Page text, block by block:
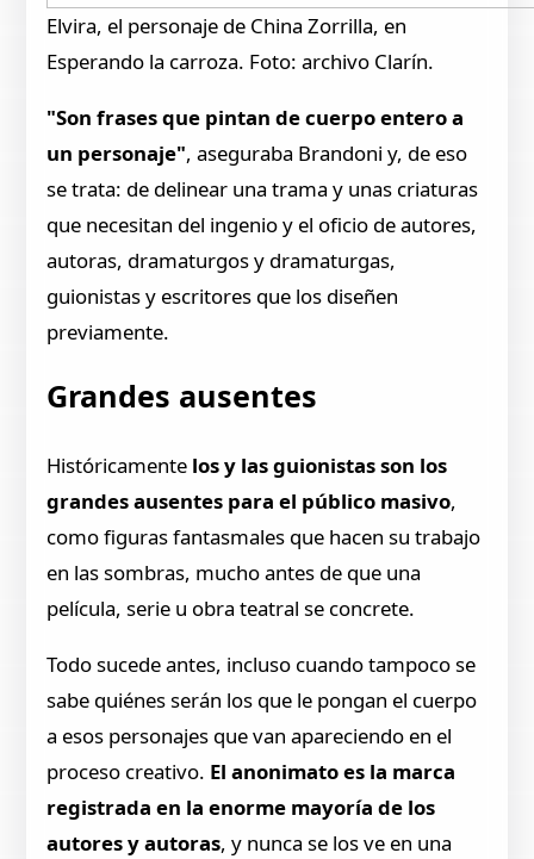
Elvira, el personaje de China Zorrilla, en
Esperando la carroza. Foto: archivo Clarín.
"Son frases que pintan de cuerpo entero a
un personaje", aseguraba Brandoni y, de eso
se trata: de delinear una trama y unas criaturas
que necesitan del ingenio y el oficio de autores,
autoras, dramaturgos y dramaturgas,
guionistas y escritores que los diseñen
previamente.
Grandes ausentes
Históricamente los y las guionistas son los
grandes ausentes para el público masivo,
como figuras fantasmales que hacen su trabajo
en las sombras, mucho antes de que una
película, serie u obra teatral se concrete.
Todo sucede antes, incluso cuando tampoco se
sabe quiénes serán los que le pongan el cuerpo
a esos personajes que van apareciendo en el
proceso creativo. El anonimato es la marca
registrada en la enorme mayoría de los
autores y autoras, y nunca se los ve en una